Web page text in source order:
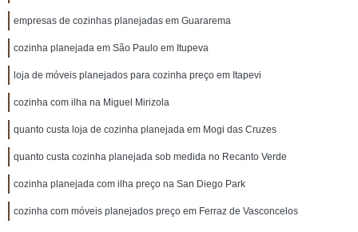
empresas de cozinhas planejadas em Guararema
cozinha planejada em São Paulo em Itupeva
loja de móveis planejados para cozinha preço em Itapevi
cozinha com ilha na Miguel Mirizola
quanto custa loja de cozinha planejada em Mogi das Cruzes
quanto custa cozinha planejada sob medida no Recanto Verde
cozinha planejada com ilha preço na San Diego Park
cozinha com móveis planejados preço em Ferraz de Vasconcelos